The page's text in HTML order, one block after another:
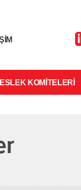
KOMİTELERİ